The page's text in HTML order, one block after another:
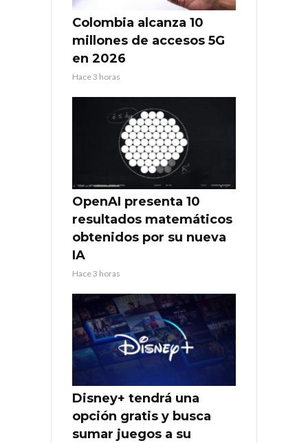
Colombia alcanza 10
millones de accesos 5G
en 2026
Hace 3 horas
OpenAI presenta 10
resultados matemáticos
obtenidos por su nueva
IA
Hace 3 horas
Disney+ tendrá una
opción gratis y busca
sumar juegos a su